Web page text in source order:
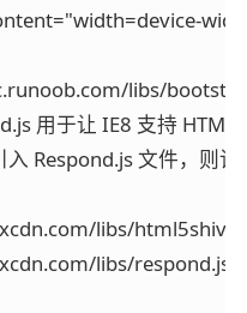
libs/
用于让 IE8 支持
Respond.js 文件，则
libs/html5shiv/
libs/